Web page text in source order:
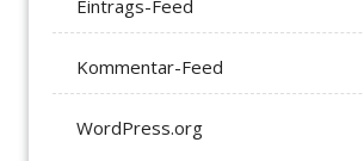
Eintrags-Feed
Kommentar-Feed
WordPress.org